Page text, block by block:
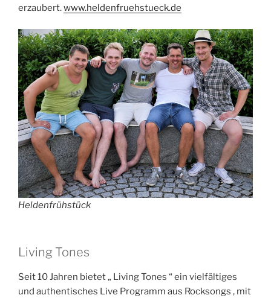
erzaubert.www.heldenfruehstueck.de
Heldenfrühstück
Living Tones
Seit 10 Jahren bietet „ Living Tones “ ein vielfältiges
und authentisches Live Programm aus Rocksongs , mit